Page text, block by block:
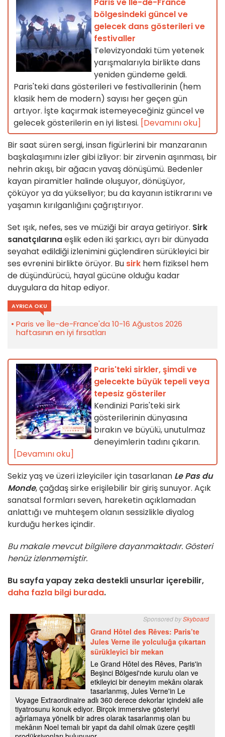
Paris ve Ile-de-France
bölgesindeki güncel ve
gelecek dans gösterileri ve
festivaller
Televizyondaki tüm yetenek
yarışmalarıyla birlikte dans
yeniden gündeme geldi.
Paris'teki dans gösterileri ve festivallerinin (hem
klasik hem de modern) sayısı her geçen gün
artıyor. İşte kaçırmak istemeyeceğiniz güncel ve
gelecek gösterilerin en iyi listesi. [Devamını oku]
Bir saat süren sergi, insan figürlerini bir manzaranın
başkalaşımını izler gibi izliyor: bir zirvenin aşınması, bir
nehrin akışı, bir ağacın yavaş dönüşümü. Bedenler
kayan piramitler halinde oluşuyor, dönüşüyor,
çöküyor ya da yükseliyor; bu da kayanın istikrarını ve
yaşamın kırılganlığını çağrıştırıyor.
Set ışık, nefes, ses ve müziği bir araya getiriyor. Sirk
sanatçılarınaeşlik eden iki şarkıcı, ayrı bir dünyada
seyahat edildiği izlenimini güçlendiren sürükleyici bir
ses evrenini birlikte örüyor. Bu sirk hem fiziksel hem
de düşündürücü, hayal gücüne olduğu kadar
duygulara da hitap ediyor.
AYRICA OKU
Paris ve Île-de-France'da 10-16 Ağustos 2026
haftasının en iyi fırsatları
Paris'teki sirkler, şimdi ve
gelecekte büyük tepeli veya
tepesiz gösteriler
Kendinizi Paris'teki sirk
gösterilerinin dünyasına
bırakın ve büyülü, unutulmaz
deneyimlerin tadını çıkarın.
[Devamını oku]
Sekiz yaş ve üzeri izleyiciler için tasarlanan Le Pas du
Monde, çağdaş sirke erişilebilir bir giriş sunuyor. Açık
sanatsal formları seven, hareketin açıklamadan
anlattığı ve muhteşem olanın sessizlikle diyalog
kurduğu herkes içindir.
Bu makale mevcut bilgilere dayanmaktadır. Gösteri
henüz izlenmemiştir.
Bu sayfa yapay zeka destekli unsurlar içerebilir,
daha fazla bilgi burada.